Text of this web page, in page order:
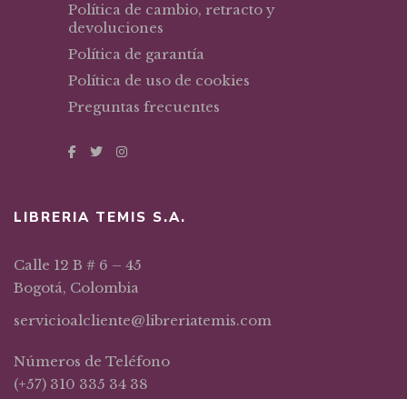
Política de cambio, retracto y
devoluciones
Política de garantía
Política de uso de cookies
Preguntas frecuentes
LIBRERIA TEMIS S.A.
Calle 12 B # 6 – 45
Bogotá, Colombia
servicioalcliente@libreriatemis.com
Números de Teléfono
(+57) 310 335 34 38